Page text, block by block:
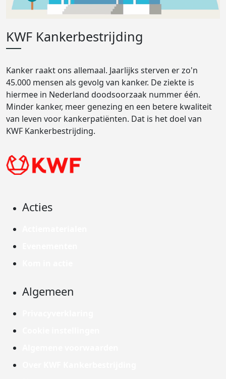
KWF Kankerbestrijding
Kanker raakt ons allemaal. Jaarlijks sterven er zo'n
45.000 mensen als gevolg van kanker. De ziekte is
hiermee in Nederland doodsoorzaak nummer één.
Minder kanker, meer genezing en een betere kwaliteit
van leven voor kankerpatiënten. Dat is het doel van
KWF Kankerbestrijding.
Acties
Algemeen